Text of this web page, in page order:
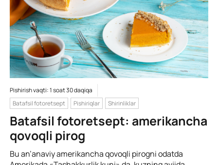
Pishirish vaqti: 1 soat 30 daqiqa
Batafsil fotoretsept
Pishiriqlar Shirinliklar
Batafsil fotoretsept: amerikancha
qovoqli pirog
Bu an’anaviy amerikancha qovoqli pirogni odatda